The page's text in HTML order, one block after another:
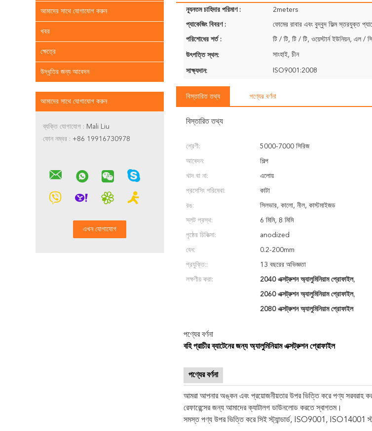
আমাদের সাথে যোগাযোগ করুন
খবর
ক্ষেত্রে
উদ্ধৃতির জন্য আবেদন
আমাদের সাথে যোগাযোগ করুন
ব্যক্তি যোগাযোগ : Mali Liu
ফোন নম্বর : +86 19916730978
ন্যূনতম চাহিদার পরিমাণ : 2meters
প্যাকেজিং বিবরণ :
পরিশোধের শর্ত : টি / টি, টি / টি, ওয়েস্টার্ন ইউনিয়ন, এল / সি
উৎপত্তি স্থল: সাংহাই, চীন
সাক্ষ্যদান: ISO9001:2008
বিস্তারিত তথ্য পণ্যের বর্ণনা
বিস্তারিত তথ্য
শ্রেণী: 5000-7000 সিরিজ
আবেদন: শিল্প
খাদ বা না: এলোয়
প্রসেসিং পরিষেবা: কাটা
রঙ: সিলভার, কালো, নীল, কাস্টমাইজড
স্লট প্রস্থ: 6 মিমি, 8 মিমি
পৃষ্ঠের চিকিত্সা: anodized
বেধ: 0.2-200mm
প্রযুক্তি:: 13 বছরের অভিজ্ঞতা
লক্ষণীয় করা: 2040 এক্সট্রুশন অ্যালুমিনিয়াম প্রোফাইল,
2060 এক্সট্রুশন অ্যালুমিনিয়াম প্রোফাইল,
2080 এক্সট্রুশন অ্যালুমিনিয়াম প্রোফাইল
পণ্যের বর্ণনা
বহি প্রাচীর ব্যাটেনের জন্য অ্যালুমিনিয়াম এক্সট্রুশন প্রোফাইল
পণ্যের বর্ণনা
আমরা আপনার অঙ্কন এবং প্রয়োজনীয়তার উপর ভিত্তি করে পণ্য সরবরাহ
রেফারেন্সের জন্য আমাদের ক্যাটালগ ডাউনলোড করতে স্বাগতম।
সমস্ত পণ্য উপর ভিত্তি করেসিই স্ট্যান্ডার্ড, ISO9001, ISO14001